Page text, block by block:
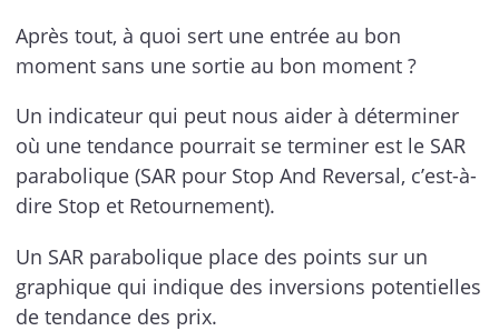
Après tout, à quoi sert une entrée au bon
moment sans une sortie au bon moment ?
Un indicateur qui peut nous aider à déterminer
où une tendance pourrait se terminer est le SAR
parabolique (SAR pour Stop And Reversal, c’est-à-
dire Stop et Retournement).
Un SAR parabolique place des points sur un
graphique qui indique des inversions potentielles
de tendance des prix.